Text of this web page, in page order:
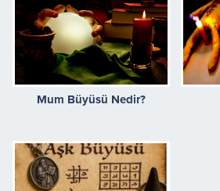
Mum Büyüsü Nedir?